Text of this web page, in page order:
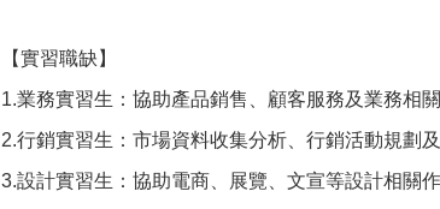
【實習職缺】
1.業務實習生：協助產品銷售、顧客服務及業務相
2.行銷實習生：市場資料收集分析、行銷活動規劃
3.設計實習生：協助電商、展覽、文宣等設計相關